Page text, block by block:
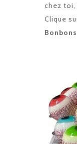
chez toi,
Clique